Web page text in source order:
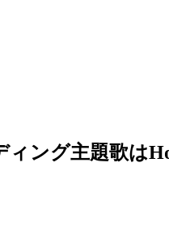
ング主題歌は